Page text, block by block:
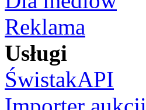
Reklama
Usługi
ŚwistakAPI